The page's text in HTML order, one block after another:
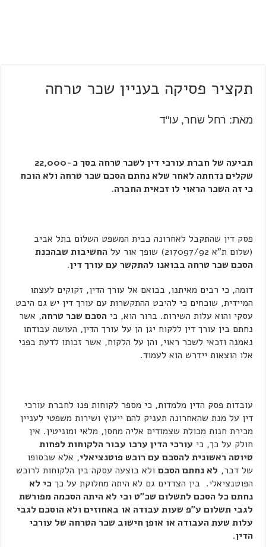
תקציר פסיקה בעניין שכר טרחה
מאת: רחל שחר, עו"ד
שקלים נדחתה לאחר שלא נחתם הסכם שכר טרחה ולא הוכח
כי זה השכר הראוי לו זכאית החברה.
פסק דין שהתקבל לאחרונה בבית המשפט השלום בתל אביב
(שלום ת"א 217097/92) שופך אור על
החשיבות שבהכנת
הסכם שכר טרחה בבואנו להתקשר עם עורך דין.
דומה, כי רבים מאיתנו, בבואם אל עורך הדין, זקוקים לעצתו
המיידית, שוכחים כי להיבט ההתקשרות עם עורך דין יש גם היבט
עסקי והוא עלות השירות. ברור הוא, כיהסכם שכר טרחה, אשר
נחתם בין עורך דין ללקוח יגן הן על עורך הדין, העושה עבודתו
נאמנה וזכאי לשכר ראוי, והן על הלקוח, אשר זכותו לדעת בפני
אלו הוצאות יידרש הוא לעמוד.
עובדות פסק הדין מלמדות, כי מספר לקוחות פנו לחברת עורכי
דין על מנת שהאחרונה תעניק להם ייעוץ ושירות משפטי לעניין
מכירת חנות מכולת שצמודים אליה מחסן, מלאי ומוניטין. אין
חולק על כך, כי עורכי הדין ערכו עבור הלקוחות לפחות
טיוטה ראשונית להסכם עם רוכש פוטנציאלי, אלא שבסופו
של דבר, לא נחתם הסכם ולא בוצעה עסקה בין הלקוחות לרוכש
הפוטנציאלי. בין הצדדים גם לא היתה מחלוקת על כךכי לא
נחתם כל הסכם לתשלום שכ"ט וכי לא היתה הסכמה מפורשת
לגבי תשלום ע"פ שעות עבודה או באחוזים ולא הוסכם לגבי
עלות שעת העבודה או אופן חישוב שכר הטרחה של עורכי
הדין.